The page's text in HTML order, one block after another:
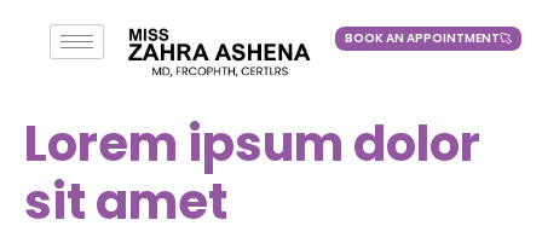
BOOK AN APPOINTMENT
BOOK AN APPOINTMENT
Lorem ipsum dolor
sit amet